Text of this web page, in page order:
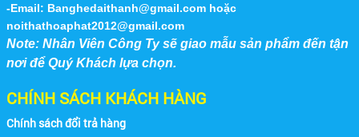
-Email: Banghedaithanh@gmail.com hoặc
noithathoaphat2012@gmail.com
Note: Nhân Viên Công Ty sẽ giao mẫu sản phẩm đến tận
nơi để Quý Khách lựa chọn.
CHÍNH SÁCH KHÁCH HÀNG
Chính sách đổi trả hàng